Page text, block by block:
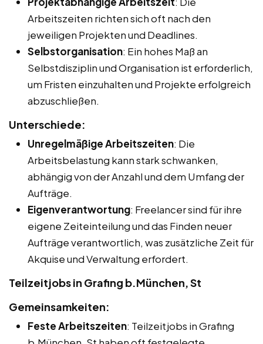
Arbeitszeiten richten sich oft nach den
jeweiligen Projekten und Deadlines.
Selbstorganisation: Ein hohes Maß an
Selbstdisziplin und Organisation ist erforderlich,
um Fristen einzuhalten und Projekte erfolgreich
abzuschließen.
Unterschiede:
Unregelmäßige Arbeitszeiten: Die
Arbeitsbelastung kann stark schwanken,
abhängig von der Anzahl und dem Umfang der
Aufträge.
Eigenverantwortung: Freelancer sind für ihre
eigene Zeiteinteilung und das Finden neuer
Aufträge verantwortlich, was zusätzliche Zeit für
Akquise und Verwaltung erfordert.
Teilzeitjobs in Grafing b.München, St
Gemeinsamkeiten:
Feste Arbeitszeiten: Teilzeitjobs in Grafing